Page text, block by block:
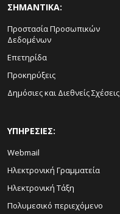
ΣΗΜΑΝΤΙΚΑ:
Προστασία Προσωπικών
Δεδομένων
Επετηρίδα
Προκηρύξεις
Δημόσιες και Διεθνείς Σχέσεις
ΥΠΗΡΕΣΙΕΣ:
Webmail
Ηλεκτρονική Γραμματεία
Ηλεκτρονική Τάξη
Πολυμεσικό περιεχόμενο